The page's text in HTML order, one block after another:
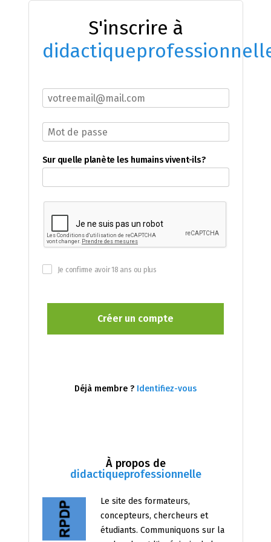
S'inscrire à
À propos de
didactiqueprofessionnelle
Le site des formateurs,
concepteurs, chercheurs et
étudiants. Communiquons sur la
Sur quelle planète les humains vivent-ils?
Je confirme avoir 18 ans ou plus
Déjà membre ? Identifiez-vous